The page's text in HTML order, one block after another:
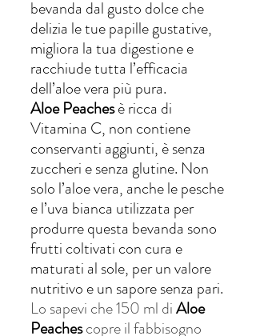
bevanda dal gusto dolce che
delizia le tue papille gustative,
migliora la tua digestione e
racchiude tutta l’efficacia
dell’aloe vera più pura.
Aloe Peaches è ricca di
Vitamina C, non contiene
conservanti aggiunti, è senza
zuccheri e senza glutine. Non
solo l’aloe vera, anche le pesche
e l’uva bianca utilizzata per
produrre questa bevanda sono
frutti coltivati con cura e
maturati al sole, per un valore
nutritivo e un sapore senza pari.
Lo sapevi che 150 ml di Aloe
Peaches copre il fabbisogno